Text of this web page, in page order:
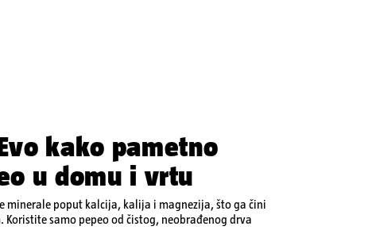
kako pametno
u domu i vrtu
minerale poput kalcija, kalija i magnezija, što ga čini
samo pepeo od čistog, neobrađenog drva